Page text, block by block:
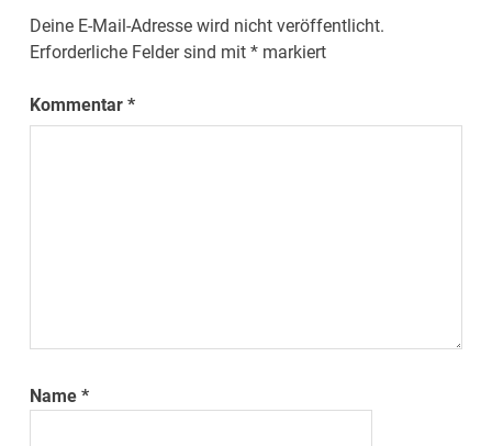
Deine E-Mail-Adresse wird nicht veröffentlicht.
Erforderliche Felder sind mit* markiert
Kommentar*
Name*